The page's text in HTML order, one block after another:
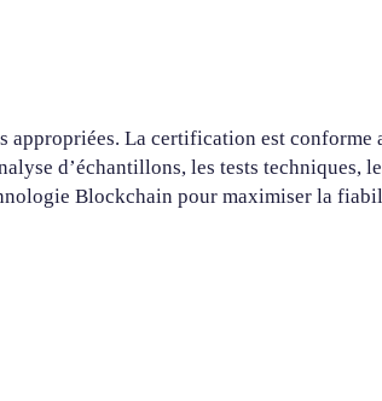
appropriées. La certification est conforme
d’échantillons, les tests techniques,
Blockchain pour maximiser la